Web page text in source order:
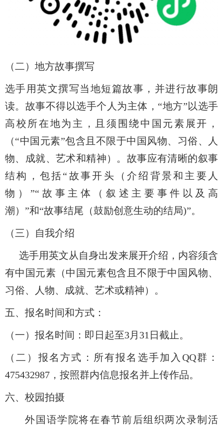
（二）地方故事撰写
选手用英文撰写当地短篇故事，并进行故事朗
读。故事不得以选手个人为主体，“地方”以选手
高校所在地为主，且须围绕中国元素展开，
（“中国元素”包含且不限于中国风物、习俗、人
物、成就、艺术和精神）。故事应有清晰的叙事
结构，包括“故事开头（介绍背景和主要人
物）”“故事主体（叙述主要事件以及高
潮）”和“故事结尾（鼓励创意生动的结局)”。
（三）自我介绍
选手用英文从自身出发来展开介绍，内容须含
有中国元素（中国元素包含且不限于中国风物、
习俗、人物、成就、艺术或精神）。
五、报名时间和方式：
（一）报名时间：即日起至3月 31 日截止。
（二）报名方式：所有报名选手加入 QQ群：
475432987 ，按照群内信息报名并上传作品。
六、校园拍摄
外国语学院将在春节前后组织两次录制活